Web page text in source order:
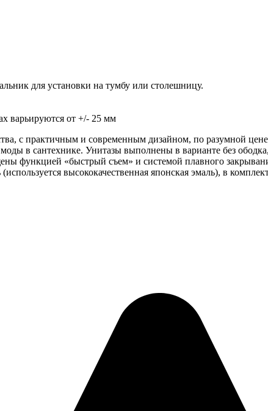
для установки на тумбу или столешницу.
варьируются от +/- 25 мм
с практичным и современным дизайном, по разумной
в сантехнике. Унитазы выполнены в варианте без
функцией «быстрый съем» и системой плавного
высококачественная японская эмаль), в